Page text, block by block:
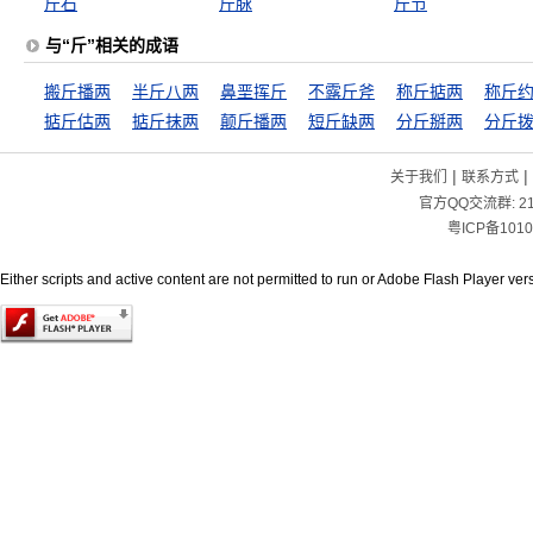
与“斤”相关的成语
搬斤播两 半斤八两 鼻垩挥斤 不露斤斧 称斤掂两
称斤
掂斤估两
掂斤抹两 颠斤播两 短斤缺两 分斤掰两 分斤
关于我们 | 联系方式|
官方QQ交流群:
粤ICP备
Either scripts and active content are not permitted to run or Adobe Flash Player